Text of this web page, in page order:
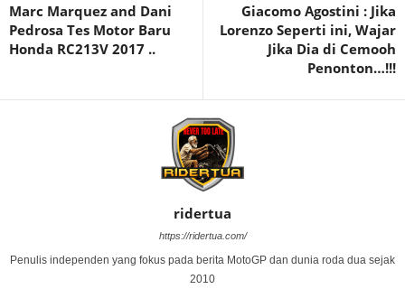
Marc Marquez and Dani
Pedrosa Tes Motor Baru
Honda RC213V 2017 ..
Giacomo Agostini : Jika
Lorenzo Seperti ini, Wajar
Jika Dia di Cemooh
Penonton…!!!
ridertua
https://ridertua.com/
Penulis independen yang fokus pada berita MotoGP dan dunia roda dua sejak
2010